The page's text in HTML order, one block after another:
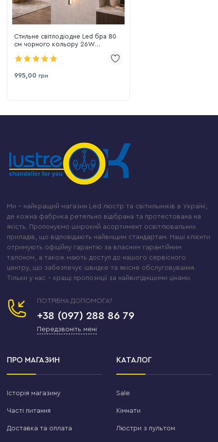
Стильне світлодіодне Led бра 80
см чорного кольору 26W
995,00 грн
Ми – найкращий магазин Led люстр та світильників в Україні,
де кожна фабрика ретельно відібрана та протестована на
якість. Пропонуємо широкий асортимент освітлювальних
приладів, що відповідають найвищим стандартам. Наші клієнти
отримують офіційну гарантію за власним гарантійним
талоном, а також мають доступ до нашого сервісного
центру, що забезпечує швидке та якісне обслуговування.
Тільки у нас – кращі пропозиції за найвигіднішими цінами.
ПОТРІБНА ДОПОМОГА?
+38 (097) 288 86 79
Передзвоніть мені
ПРО МАГАЗИН
Історія магазину
Часті питання
Доставка та оплата
КАТАЛОГ
Sale
Кімнати
Люстри з пультом